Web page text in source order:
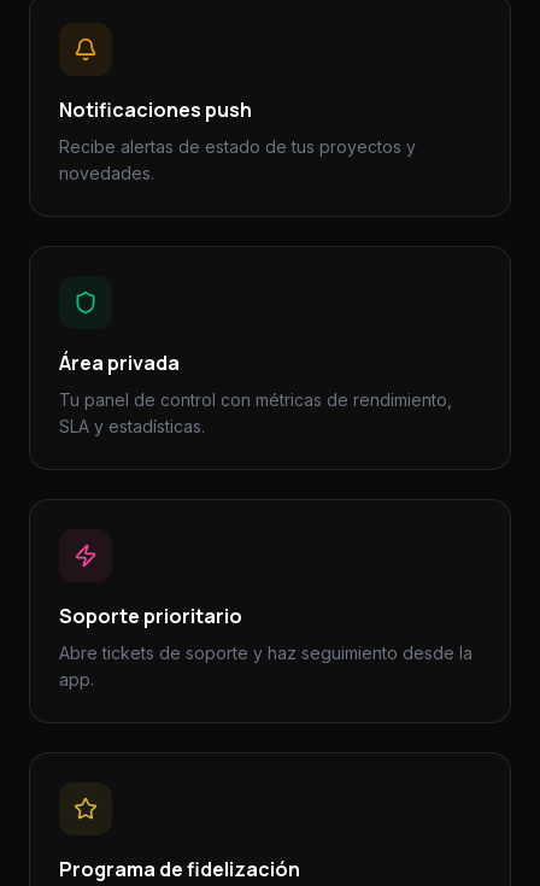
Notificaciones push
Recibe alertas de estado de tus proyectos y
novedades.
Área privada
Tu panel de control con métricas de rendimiento,
SLA y estadísticas.
Soporte prioritario
Abre tickets de soporte y haz seguimiento desde la
app.
Programa de fidelización